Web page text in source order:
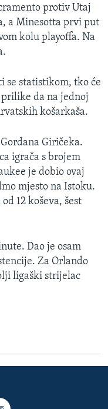
protiv Utaj
a Minesotta prvi put
kolu playoffa. Na
se statistikom, tko će
da na jednoj
košarkaša.
Giričeka.
igrača s brojem
je dobio ovaj
mjesto na Istoku.
12 koševa, šest
Dao je osam
Za Orlando
ligaški strijelac